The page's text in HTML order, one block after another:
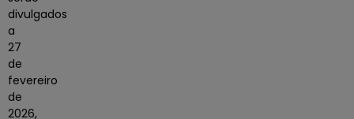
divulgados
a
27
de
fevereiro
de
2026,